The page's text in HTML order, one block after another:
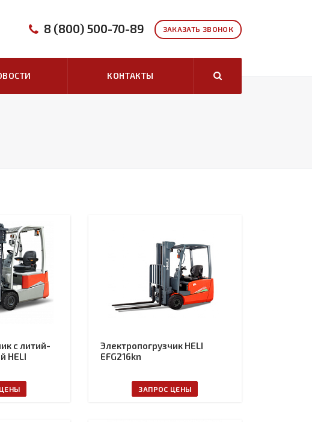
ЗАКАЗАТЬ ЗВОНОК
8 (800) 500-70-89
КОНТАКТЫ
с литий-
HELI
Электропогрузчик HELI
EFG216kn
ЗАПРОС ЦЕНЫ